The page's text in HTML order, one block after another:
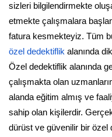
sizleri bilgilendirmekte
etmekte çalışmalara
fatura kesmekteyiz. Tüm
özel dedektiflik alanında
Özel dedektiflik alanında
çalışmakta olan
alanda eğitim almış ve
sahip olan kişilerdir.
dürüst ve güvenilir bir özel